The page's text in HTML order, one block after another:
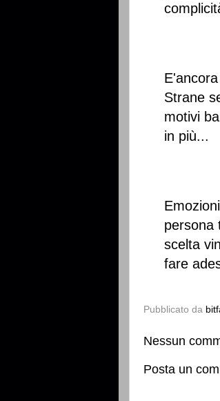
Strane
motivi
in più...
persona
scelta
fare
Pubblicato da
Nessun
Posta un